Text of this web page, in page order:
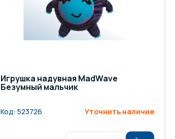
Игрушка надувная MadWave
Безумный мальчик
Код: 523726 Уточнить наличие